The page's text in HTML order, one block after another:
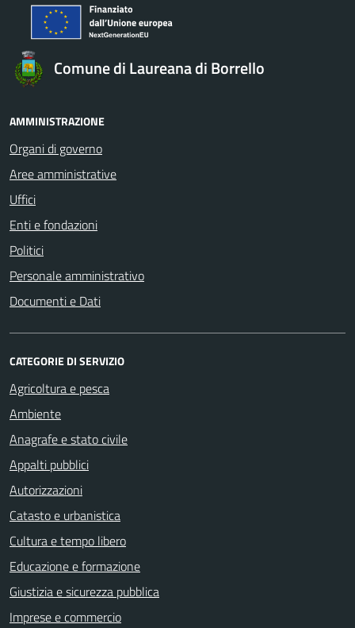
Comune di Laureana di Borrello
AMMINISTRAZIONE
Organi di governo
Aree amministrative
Uffici
Enti e fondazioni
Politici
Personale amministrativo
Documenti e Dati
CATEGORIE DI SERVIZIO
Agricoltura e pesca
Ambiente
Anagrafe e stato civile
Appalti pubblici
Autorizzazioni
Catasto e urbanistica
Cultura e tempo libero
Educazione e formazione
Giustizia e sicurezza pubblica
Imprese e commercio